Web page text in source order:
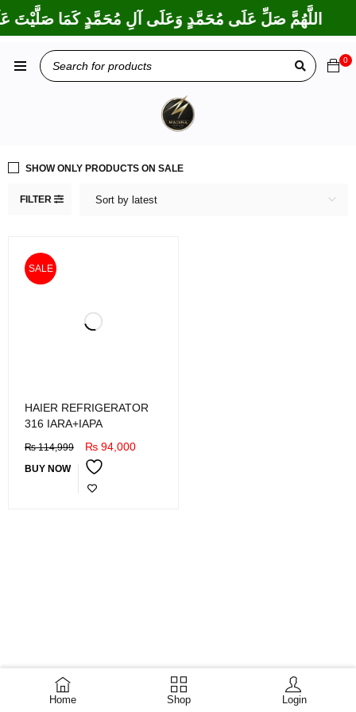
اللَّهُمَّ صَلِّ عَلَى مُحَمَّدٍ وَعَلَى آلِ مُحَمَّدٍ كَمَا صَلَّيْتَ
Home Shop Login
0
FILTER Sort by latest
SHOW ONLY PRODUCTS ON SALE
SALE
HAIER REFRIGERATOR
316 IARA+IAPA
₨114,999 ₨ 94,000
BUY NOW